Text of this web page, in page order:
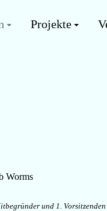
Projekte
Worms
und 1.